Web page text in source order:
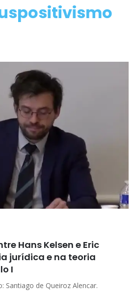
Hans Kelsen e Eric
jurídica e na teoria
I
Santiago de Queiroz Alencar.